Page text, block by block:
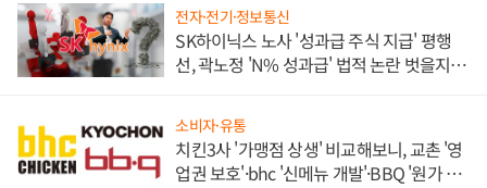
전자·전기·정보통신
SK하이닉스 노사 '성과급 주식 지급' 평행
선, 곽노정 'N% 성과급' 법적 논란 벗을지 주
소비자·유통
치킨3사 '가맹점 상생' 비교해보니, 교촌 '영
업권 보호'·bhc '신메뉴 개발'·BBQ '원가 부